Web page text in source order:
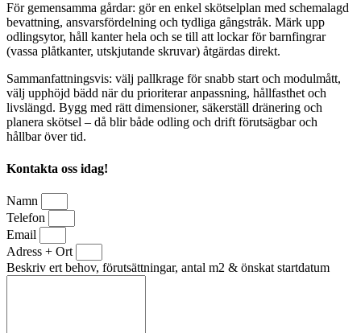
För gemensamma gårdar: gör en enkel skötselplan med schemalagd
bevattning, ansvarsfördelning och tydliga gångstråk. Märk upp
odlingsytor, håll kanter hela och se till att lockar för barnfingrar
(vassa plåtkanter, utskjutande skruvar) åtgärdas direkt.
Sammanfattningsvis: välj pallkrage för snabb start och modulmått,
välj upphöjd bädd när du prioriterar anpassning, hållfasthet och
livslängd. Bygg med rätt dimensioner, säkerställ dränering och
planera skötsel – då blir både odling och drift förutsägbar och
hållbar över tid.
Kontakta oss idag!
Namn
Telefon
Email
Adress + Ort
Beskriv ert behov, förutsättningar, antal m2 & önskat startdatum